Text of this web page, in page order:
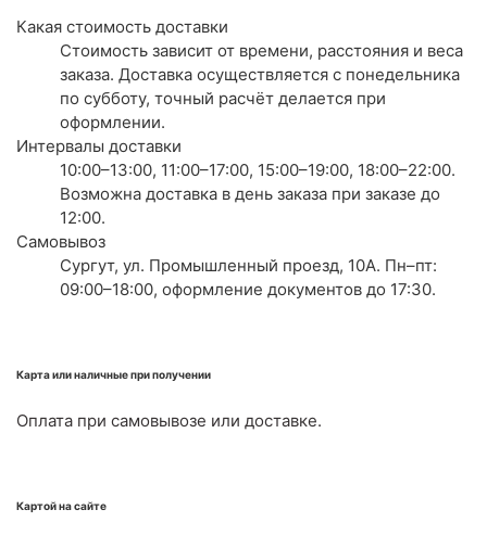
Какая стоимость доставки
Стоимость зависит от времени, расстояния и веса
заказа. Доставка осуществляется с понедельника
по субботу, точный расчёт делается при
оформлении.
Интервалы доставки
10:00–13:00, 11:00–17:00, 15:00–19:00, 18:00–22:00.
Возможна доставка в день заказа при заказе до
12:00.
Самовывоз
Сургут, ул. Промышленный проезд, 10А. Пн–пт:
09:00–18:00, оформление документов до 17:30.
Карта или наличные при получении
Оплата при самовывозе или доставке.
Картой на сайте